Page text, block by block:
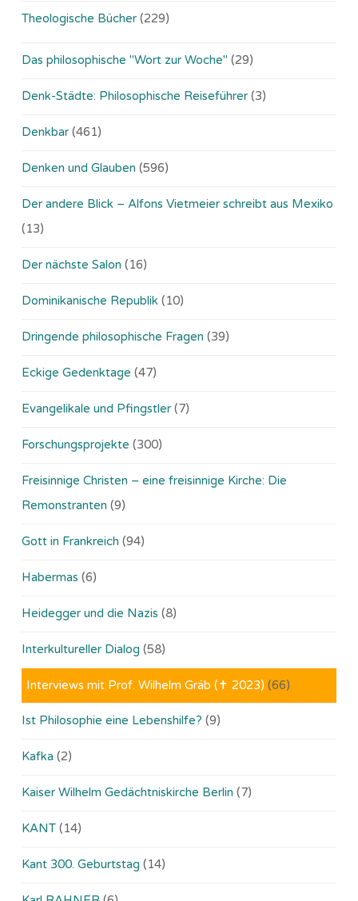
Theologische Bücher (229)
Das philosophische "Wort zur Woche" (29)
Denk-Städte: Philosophische Reiseführer (3)
Denkbar (461)
Denken und Glauben (596)
Der andere Blick – Alfons Vietmeier schreibt aus Mexiko
(13)
Der nächste Salon (16)
Dominikanische Republik (10)
Dringende philosophische Fragen (39)
Eckige Gedenktage (47)
Evangelikale und Pfingstler (7)
Forschungsprojekte (300)
Freisinnige Christen – eine freisinnige Kirche: Die
Remonstranten (9)
Gott in Frankreich (94)
Habermas (6)
Heidegger und die Nazis (8)
Interkultureller Dialog (58)
Interviews mit Prof. Wilhelm Gräb (✝ 2023) (66)
Ist Philosophie eine Lebenshilfe? (9)
Kafka (2)
Kaiser Wilhelm Gedächtniskirche Berlin (7)
KANT (14)
Kant 300. Geburtstag (14)